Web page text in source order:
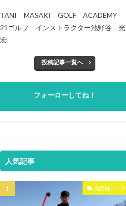
TANI MASAKI GOLF ACADEMY
21ゴルフ インストラクター池野谷 光
宏
投稿記事一覧へ
フォーローしてね！
人気記事
飛距離アップ